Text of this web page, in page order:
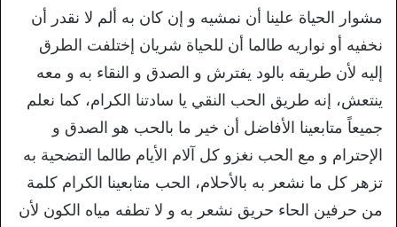
مشوار الحياة علينا أن نمشيه و إن كان به ألم لا نقدر أن
نخفيه أو نواريه طالما أن للحياة شريان إختلفت الطرق
إليه لأن طريقه بالود يفترش و الصدق و النقاء به و معه
ينتعش، إنه طريق الحب النقي يا سادتنا الكرام، كما نعلم
جميعاً متابعينا الأفاضل أن خير ما بالحب هو الصدق و
الإحترام و مع الحب نغزو كل آلام الأيام طالما التضحية به
تزهر كل ما نشعر به بالأحلام، الحب متابعينا الكرام كلمة
من حرفين الحاء حريق نشعر به و لا تطفه مياه الكون لأن